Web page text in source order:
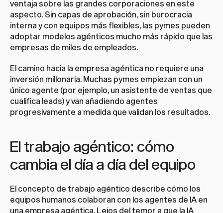
ventaja sobre las grandes corporaciones en este
aspecto. Sin capas de aprobación, sin burocracia
interna y con equipos más flexibles, las pymes pueden
adoptar modelos agénticos mucho más rápido que las
empresas de miles de empleados.
El camino hacia la empresa agéntica no requiere una
inversión millonaria. Muchas pymes empiezan con un
único agente (por ejemplo, un asistente de ventas que
cualifica leads) y van añadiendo agentes
progresivamente a medida que validan los resultados.
El trabajo agéntico: cómo
cambia el día a día del equipo
El concepto de trabajo agéntico describe cómo los
equipos humanos colaboran con los agentes de IA en
una empresa agéntica. Lejos del temor a que la IA